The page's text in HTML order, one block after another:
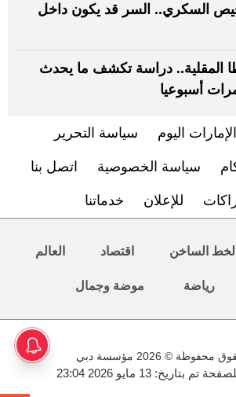
السكري.. السر قد يكون داخل
المقلية.. دراسة تكشف ما يحدث
اليوم سياسة التحرير
سياسة الخصوصية اتصل بنا
للإعلان خدماتنا
الخط الساخن اقتصاد العالم
رياضة موضة وجمال
© 2026 مؤسسة دبي
بتاريخ: 13 مايو 2026 23:04